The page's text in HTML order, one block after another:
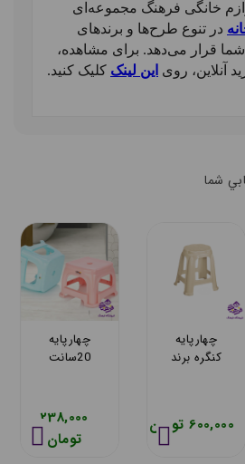
خانگی فرهنگ مجموعه‌ای
در تنوع طرح‌ها و برندهای
شما قرار می‌دهد. برای مشاهده،
آنلاین، روی این لینک کلیک کنید.
شما
720,000